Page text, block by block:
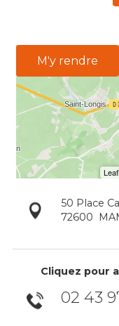
M'y rendre
50 Place
72600
Cliquez pour
02 43